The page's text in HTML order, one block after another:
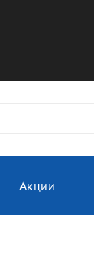
Акции